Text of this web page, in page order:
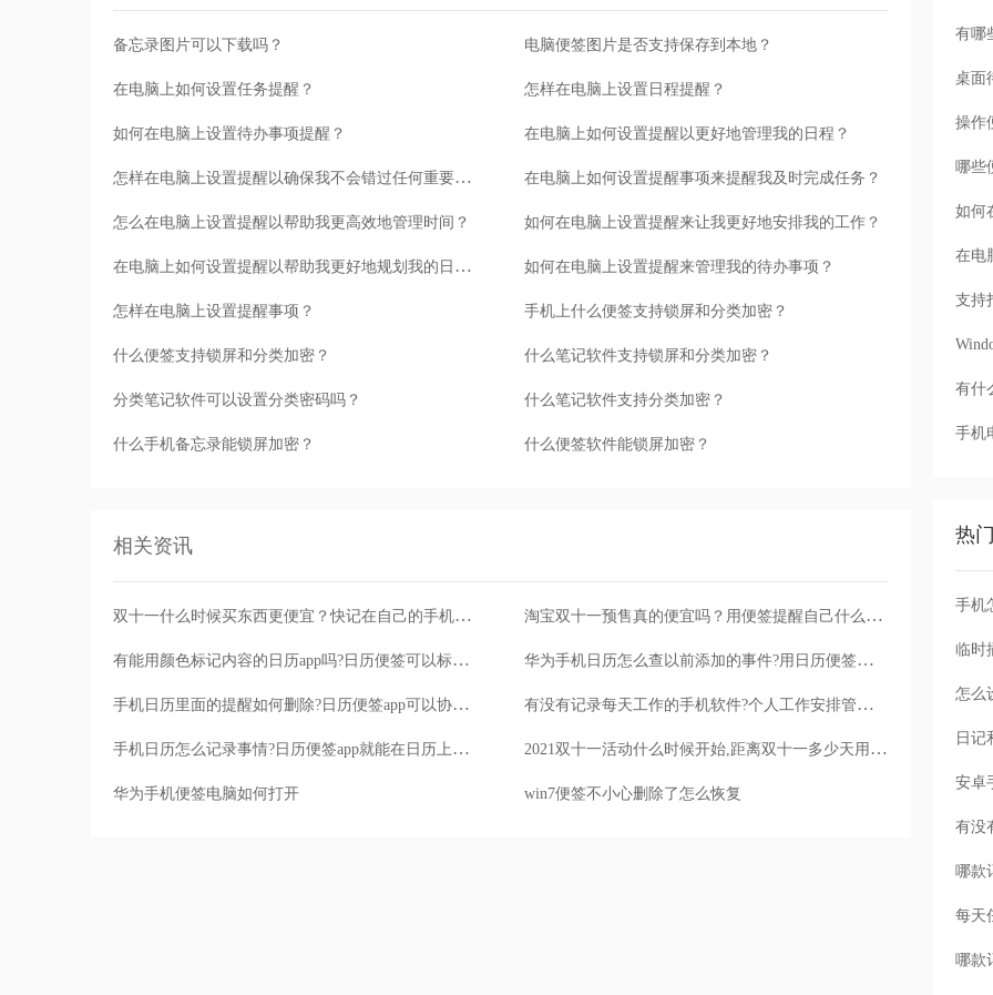
备忘录图片可以下载吗？ 电脑便签图片是否支持保存到本地？
在电脑上如何设置任务提醒？ 怎样在电脑上设置日程提醒？
如何在电脑上设置待办事项提醒？ 在电脑上如何设置提醒以更好地管理我的日程？
怎样在电脑上设置提醒以确保我不会错过任何重要事项？ 在电脑上如何设置提醒事项来提醒我及时完成任务？
怎么在电脑上设置提醒以帮助我更高效地管理时间？ 如何在电脑上设置提醒来让我更好地安排我的工作？
在电脑上如何设置提醒以帮助我更好地规划我的日程？ 如何在电脑上设置提醒来管理我的待办事项？
怎样在电脑上设置提醒事项？ 手机上什么便签支持锁屏和分类加密？
什么便签支持锁屏和分类加密？ 什么笔记软件支持锁屏和分类加密？
分类笔记软件可以设置分类密码吗？ 什么笔记软件支持分类加密？
什么手机备忘录能锁屏加密？ 什么便签软件能锁屏加密？
相关资讯
双十一什么时候买东西更便宜？快记在自己的手机便签app里 淘宝双十一预售真的便宜吗？用便签提醒自己什么时候预售
有能用颜色标记内容的日历app吗?日历便签可以标记字体颜色 华为手机日历怎么查以前添加的事件?用日历便签就能查看事件记录
手机日历里面的提醒如何删除?日历便签app可以协助操作 有没有记录每天工作的手机软件?个人工作安排管理推荐使用日历便签
手机日历怎么记录事情?日历便签app就能在日历上做标记 2021双十一活动什么时候开始,距离双十一多少天用便签做倒计时
华为手机便签电脑如何打开 win7便签不小心删除了怎么恢复
有哪
桌面
操作
哪些
如何
在电
支持
有什
手机
热
手机
怎么
每天